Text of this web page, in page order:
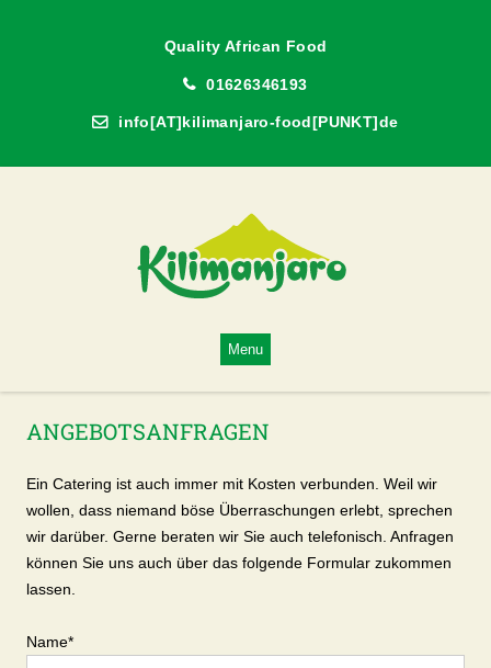
Quality African Food
01626346193
info[AT]kilimanjaro-food[PUNKT]de
Menu
ANGEBOTSANFRAGEN
Ein Catering ist auch immer mit Kosten verbunden. Weil wir
wollen, dass niemand böse Überraschungen erlebt, sprechen
wir darüber. Gerne beraten wir Sie auch telefonisch. Anfragen
können Sie uns auch über das folgende Formular zukommen
lassen.
Name*